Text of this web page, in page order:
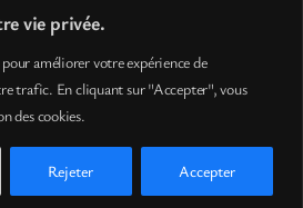
vie privée.
améliorer votre expérience de
trafic. En cliquant sur "Accepter", vous
des cookies.
Rejeter Accepter
générales de vente